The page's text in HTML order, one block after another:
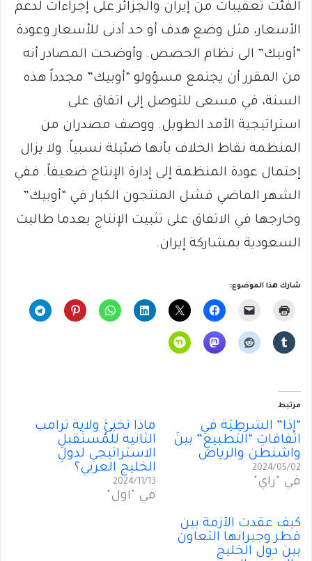
الفئت تعقيبات من إيران والجزائر على إجراءات لدعم
الأسعار، مثل وضع هدف أو حد أدنى للأسعار وعودة
“أوبيك” الى نظام الحصص. وأوضحت المصادر أنه
من المقرر أن يجتمع مسؤولو “أوبيك” مجدداً هذه
السنة، في مسعى للتوصل إلى اتفاق على
استراتيجية الأمد الطويل. ووصف مصدران من
المنظمة نقاط الخلاف بأنها ضئيلة نسبياً. ولا يزال
إحتمال عودة المنظمة إلى إدارة الإنتاج ضعيفاً. ففي
الشهر الماضي فشل المنتجون الكبار في “أوبيك”
وخارجها في الاتفاق على تثبيت الإنتاج بعدما طالبت
السعودية بمشاركة إيران.
شارك هذا الموضوع:
مرتبط
“إذا” الشَرطِيّة في
اتفاقاتِ “التطبيعِ” بينَ
واشنطن والرياض
2024/05/02
في "رأي"
ماذا تُخَبِّئُ ولايةُ ترامب
الثانية للمُستَقبلِ
الاستراتيجي لدولِ
الخليج العربي؟
2024/11/13
في "أول"
كيف عقّدت الأزمة بين
قطر وجيرانها التعاون
بين دول الخليج